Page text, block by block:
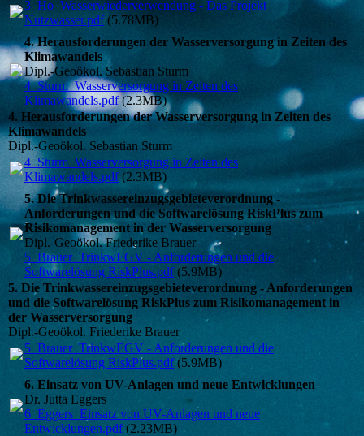
3_Ho_Wasserwiederverwendung - Das Projekt
Nutzwasser.pdf(5.78MB)
4. Herausforderungen der Wasserversorgung in Zeiten des
Klimawandels
Dipl.-Geoökol. Sebastian Sturm
4_Sturm_Wasserversorgung in Zeiten des
Klimawandels.pdf(2.3MB)
4. Herausforderungen der Wasserversorgung in Zeiten des
Klimawandels
Dipl.-Geoökol. Sebastian Sturm
4_Sturm_Wasserversorgung in Zeiten des
Klimawandels.pdf(2.3MB)
5. Die Trinkwassereinzugsgebieteverordnung -
Anforderungen und die Softwarelösung RiskPlus zum
Risikomanagement in der Wasserversorgung
Dipl.-Geoökol. Friederike Brauer
5_Brauer_TrinkwEGV - Anforderungen und die
Softwarelösung RiskPlus.pdf(5.9MB)
5. Die Trinkwassereinzugsgebieteverordnung - Anforderungen
und die Softwarelösung RiskPlus zum Risikomanagement in
der Wasserversorgung
Dipl.-Geoökol. Friederike Brauer
5_Brauer_TrinkwEGV - Anforderungen und die
Softwarelösung RiskPlus.pdf(5.9MB)
6. Einsatz von UV-Anlagen und neue Entwicklungen
Dr. Jutta Eggers
6_Eggers_Einsatz von UV-Anlagen und neue
Entwicklungen.pdf(2.23MB)